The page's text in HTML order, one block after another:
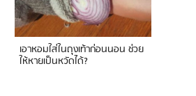
เอาหอมใส่ในถุงเท้าก่อนนอน ช่วย
ให้หายเป็นหวัดได้?